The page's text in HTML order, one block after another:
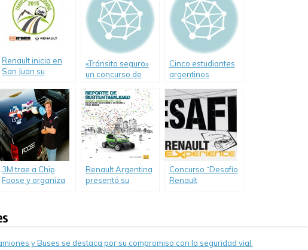
trabajo conjunto
otorgado por el
Foro Ecuménico
Social por su
programa de
seguridad vial «La
calle y yo».
Ambiental Para
Todos de la
Fundación Renault.
Renault inicia en
San Juan su
Eco Solidaria
«Tránsito seguro»
un concurso de
Bicentenario que
ya tiene ganador
Cinco estudiantes
argentinos
como finalistas
Concurso Volvo
Adventure
3M trae a Chip
Foose y organiza
Renault Argentina
presentó su
Concurso “Desafío
Renault
y Buses se destaca por su compromiso con la seguridad vial.